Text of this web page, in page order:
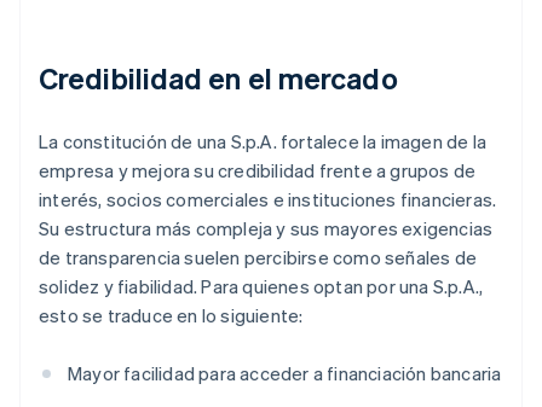
Credibilidad en el mercado
La constitución de una S.p.A. fortalece la imagen de la
empresa y mejora su credibilidad frente a grupos de
interés, socios comerciales e instituciones financieras.
Su estructura más compleja y sus mayores exigencias
de transparencia suelen percibirse como señales de
solidez y fiabilidad. Para quienes optan por una S.p.A.,
esto se traduce en lo siguiente:
Mayor facilidad para acceder a financiación bancaria